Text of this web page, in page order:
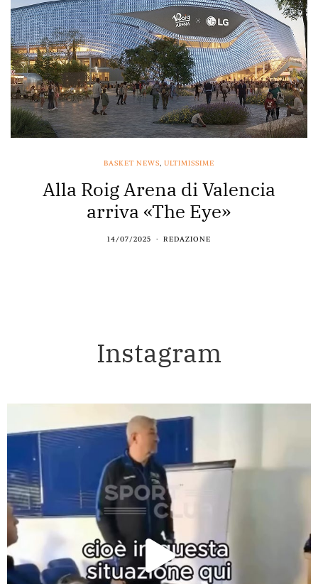
BASKET NEWS, ULTIMISSIME
Alla Roig Arena di Valencia
arriva «The Eye»
14/07/2025 REDAZIONE
Instagram